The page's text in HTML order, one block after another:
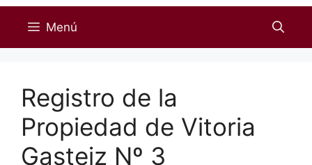
Menú
Registro de la
Propiedad de Vitoria
Gasteiz Nº 3